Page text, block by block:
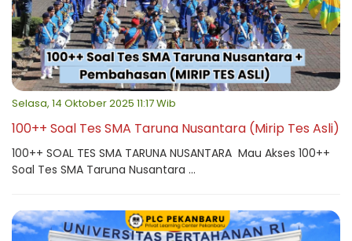
Selasa, 14 Oktober 2025 11:17 Wib
100++ Soal Tes SMA Taruna Nusantara (Mirip Tes Asli)
100++ SOAL TES SMA TARUNA NUSANTARA Mau Akses 100++
Soal Tes SMA Taruna Nusantara ...